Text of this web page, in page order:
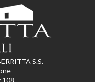
S.S.
108